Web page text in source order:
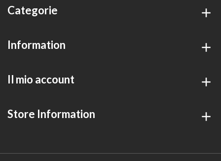
Categorie
Information
Il mio account
Store Information